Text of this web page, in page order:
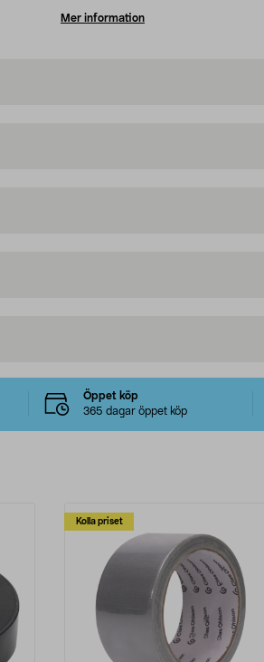
Mer information
Öppet köp
365 dagar öppet köp
Kolla priset